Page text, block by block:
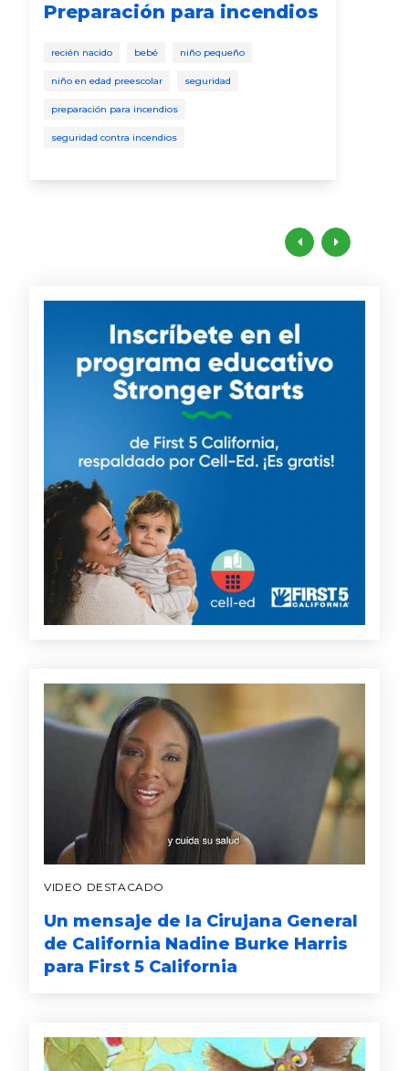
Preparación para incendios
recién nacido bebé niño pequeño
niño en edad preescolar seguridad
preparación para incendios
seguridad contra incendios
VIDEO DESTACADO
Un mensaje de la Cirujana General
de California Nadine Burke Harris
para First 5 California